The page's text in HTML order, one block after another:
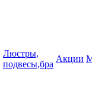
Люстры,
подвесы,бра
Акции